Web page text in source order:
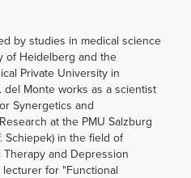
by studies in medical science
of Heidelberg and the
Private University in
del Monte works as a scientist
Synergetics and
at the PMU Salzburg
Schiepek) in the field of
and Depression
lecturer for "Functional